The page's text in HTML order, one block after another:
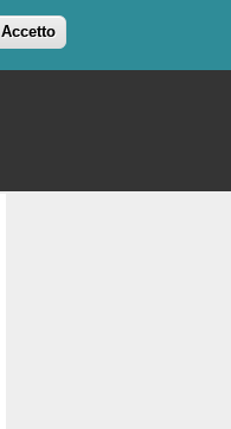
Accetto